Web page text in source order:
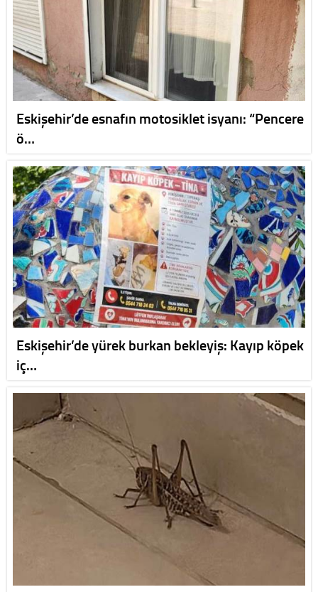
Eskişehir’de esnafın motosiklet isyanı: “Pencere
ö…
Eskişehir’de yürek burkan bekleyiş: Kayıp köpek
iç…